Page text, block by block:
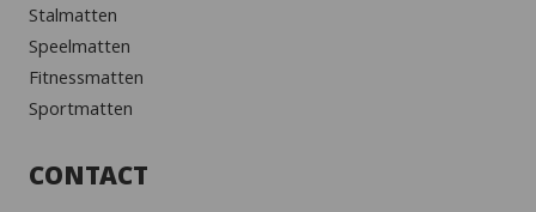
Stalmatten
Speelmatten
Fitnessmatten
Sportmatten
CONTACT